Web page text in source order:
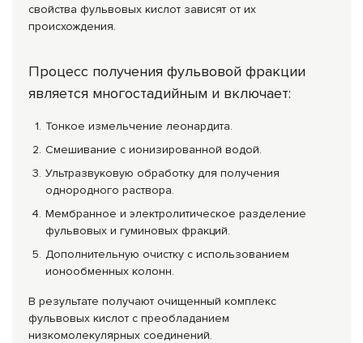
свойства фульвовых кислот зависят от их
происхождения.
Процесс получения фульвовой фракции
является многостадийным и включает:
Тонкое измельчение леонардита.
Смешивание с ионизированной водой.
Ультразвуковую обработку для получения
однородного раствора.
Мембранное и электролитическое разделение
фульвовых и гуминовых фракций.
Дополнительную очистку с использованием
ионообменных колонн.
В результате получают очищенный комплекс
фульвовых кислот с преобладанием
низкомолекулярных соединений.